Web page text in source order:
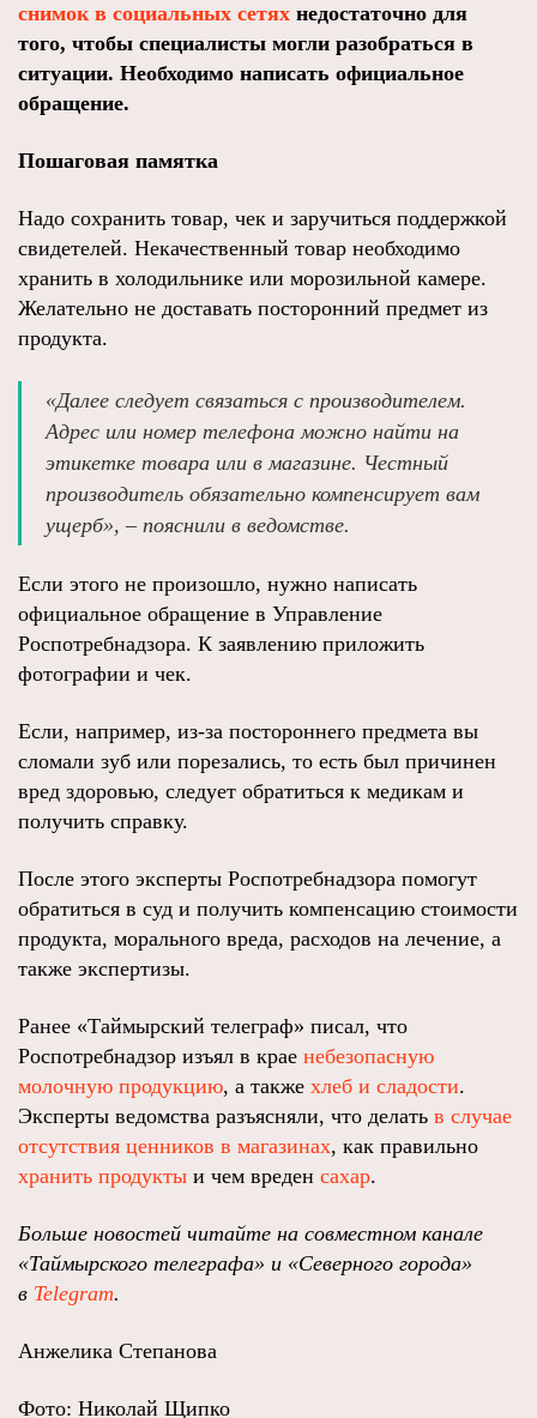
снимок в социальных сетях недостаточно для
того, чтобы специалисты могли разобраться в
ситуации. Необходимо написать официальное
обращение.
Пошаговая памятка
Надо сохранить товар, чек и заручиться поддержкой
свидетелей. Некачественный товар необходимо
хранить в холодильнике или морозильной камере.
Желательно не доставать посторонний предмет из
продукта.
«Далее следует связаться с производителем.
Адрес или номер телефона можно найти на
этикетке товара или в магазине. Честный
производитель обязательно компенсирует вам
ущерб», – пояснили в ведомстве.
Если этого не произошло, нужно написать
официальное обращение в Управление
Роспотребнадзора. К заявлению приложить
фотографии и чек.
Если, например, из-за постороннего предмета вы
сломали зуб или порезались, то есть был причинен
вред здоровью, следует обратиться к медикам и
получить справку.
После этого эксперты Роспотребнадзора помогут
обратиться в суд и получить компенсацию стоимости
продукта, морального вреда, расходов на лечение, а
также экспертизы.
Ранее «Таймырский телеграф» писал, что
Роспотребнадзор изъял в крае небезопасную
молочную продукцию, а также хлеб и сладости.
Эксперты ведомства разъясняли, что делать в случае
отсутствия ценников в магазинах, как правильно
хранить продукты и чем вреден сахар.
Больше новостей читайте на совместном канале
«Таймырского телеграфа» и «Северного города»
в Telegram.
Анжелика Степанова
Фото: Николай Щипко